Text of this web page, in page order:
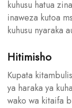
kuhusu hatua
inaweza kutoa
kuhusu nyaraka
Hitimisho
Kupata
ya haraka ya
wako wa kitaifa